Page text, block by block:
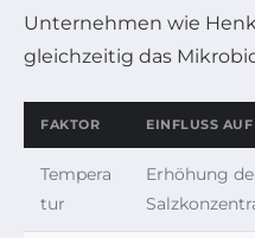
Unternehmen wie
gleichzeitig das
FAKTOR EINFLUSS AUF
Tempera
tur
Erhöhung